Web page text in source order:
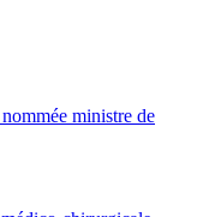
ministre de